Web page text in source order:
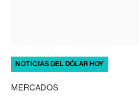
NOTICIAS DEL DÓLAR HOY
MERCADOS